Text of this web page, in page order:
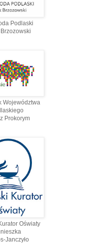
Podlaski
Województwa
Prokorym
Oświaty
Janczyło